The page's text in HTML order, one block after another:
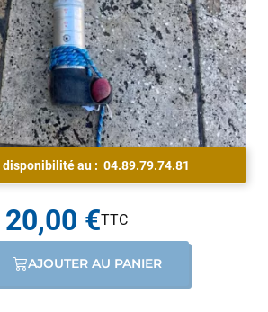
au : 04.89.79.74.81
20,00 €
AJOUTER AU PANIER